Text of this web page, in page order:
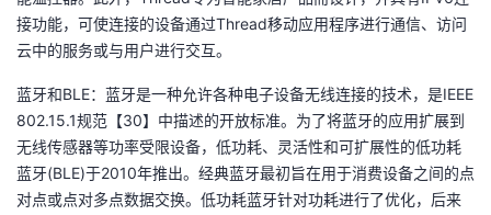
接功能，可使连接的设备通过Thread移动应用程序进行通信、访问
云中的服务或与用户进行交互。
蓝牙和BLE：蓝牙是一种允许各种电子设备无线连接的技术，是IEEE
802.15.1规范【30】中描述的开放标准。为了将蓝牙的应用扩展到
无线传感器等功率受限设备，低功耗、灵活性和可扩展性的低功耗
蓝牙(BLE)于2010年推出。经典蓝牙最初旨在用于消费设备之间的点
对点或点对多点数据交换。低功耗蓝牙针对功耗进行了优化，后来